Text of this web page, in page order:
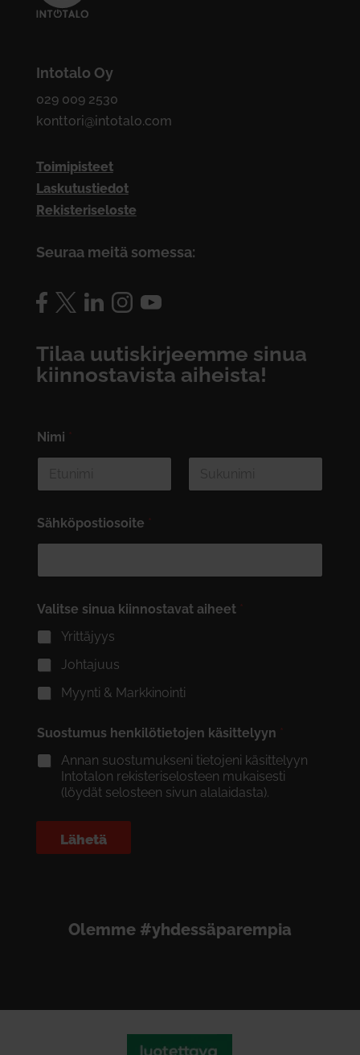
Intotalo Oy
029 009 2530
konttori@intotalo.com
Toimipisteet
Laskutustiedot
Rekisteriseloste
Seuraa meitä somessa:
Tilaa uutiskirjeemme sinua
kiinnostavista aiheista!
Nimi *
Sähköpostiosoite *
Valitse sinua kiinnostavat aiheet *
Yrittäjyys
Johtajuus
Myynti & Markkinointi
Suostumus henkilötietojen käsittelyyn *
Annan suostumukseni tietojeni käsittelyyn
Intotalon rekisteriselosteen mukaisesti
(löydät selosteen sivun alalaidasta).
Lähetä
Olemme #yhdessäparempia